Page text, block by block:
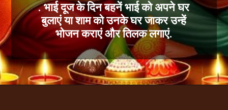
. भाई दूज के दिन बहनें भाई को अपने घर
बुलाएं या शाम को उनके घर जाकर उन्हें
भोजन कराएं और तिलक लगाएं.